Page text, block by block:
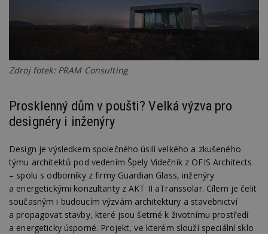
Zdroj fotek: PRAM Consulting
Prosklenný dům v poušti? Velká výzva pro
designéry i inženýry
Design je výsledkem společného úsilí velkého a zkušeného
týmu architektů pod vedením Špely Videčnik z OFIS Architects
– spolu s odborníky z firmy Guardian Glass, inženýry
a energetickými konzultanty z AKT II aTranssolar. Cílem je čelit
současným i budoucím výzvám architektury a stavebnictví
a propagovat stavby, které jsou šetrné k životnímu prostředí
a energeticky úsporné. Projekt, ve kterém slouží speciální sklo